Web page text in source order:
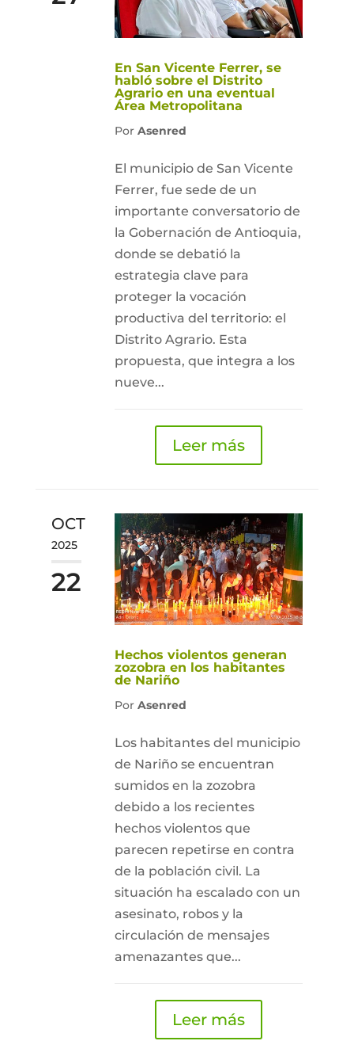
En San Vicente Ferrer, se
habló sobre el Distrito
Agrario en una eventual
Área Metropolitana
Por Asenred
El municipio de San Vicente
Ferrer, fue sede de un
importante conversatorio de
la Gobernación de Antioquia,
donde se debatió la
estrategia clave para
proteger la vocación
productiva del territorio: el
Distrito Agrario. Esta
propuesta, que integra a los
nueve...
Leer más
OCT
2025
22
Hechos violentos generan
zozobra en los habitantes
de Nariño
Por Asenred
Los habitantes del municipio
de Nariño se encuentran
sumidos en la zozobra
debido a los recientes
hechos violentos que
parecen repetirse en contra
de la población civil. La
situación ha escalado con un
asesinato, robos y la
circulación de mensajes
amenazantes que...
Leer más